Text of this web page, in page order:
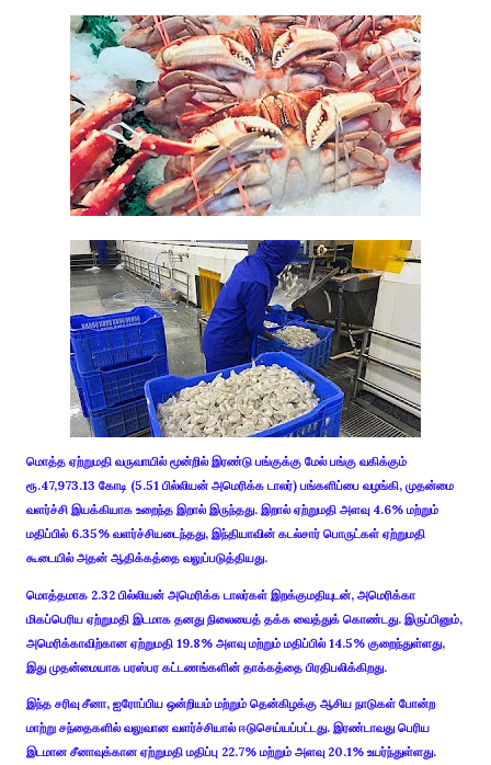
மொத்த ஏற்றுமதி வருவாயில் மூன்றில் இரண்டு பங்குக்கு மேல் பங்கு வகிக்கும்
ரூ.47,973.13 கோடி (5.51 பில்லியன் அமெரிக்க டாலர்) பங்களிப்பை வழங்கி, முதன்மை
வளர்ச்சி இயக்கியாக உறைந்த இறால் இருந்தது. இறால் ஏற்றுமதி அளவு 4.6% மற்றும்
மதிப்பில் 6.35% வளர்ச்சியடைந்தது, இந்தியாவின் கடல்சார் பொருட்கள் ஏற்றுமதி
கூடையில் அதன் ஆதிக்கத்தை வலுப்படுத்தியது.
மொத்தமாக 2.32 பில்லியன் அமெரிக்க டாலர்கள் இறக்குமதியுடன், அமெரிக்கா
மிகப்பெரிய ஏற்றுமதி இடமாக தனது நிலையைத் தக்க வைத்துக் கொண்டது. இருப்பினும்,
அமெரிக்காவிற்கான ஏற்றுமதி 19.8% அளவு மற்றும் மதிப்பில் 14.5% குறைந்துள்ளது,
இது முதன்மையாக பரஸ்பர கட்டணங்களின் தாக்கத்தை பிரதிபலிக்கிறது.
இந்த சரிவு சீனா, ஐரோப்பிய ஒன்றியம் மற்றும் தென்கிழக்கு ஆசிய நாடுகள் போன்ற
மாற்று சந்தைகளில் வலுவான வளர்ச்சியால் ஈடுசெய்யப்பட்டது. இரண்டாவது பெரிய
இடமான சீனாவுக்கான ஏற்றுமதி மதிப்பு 22.7% மற்றும் அளவு 20.1% உயர்ந்துள்ளது.